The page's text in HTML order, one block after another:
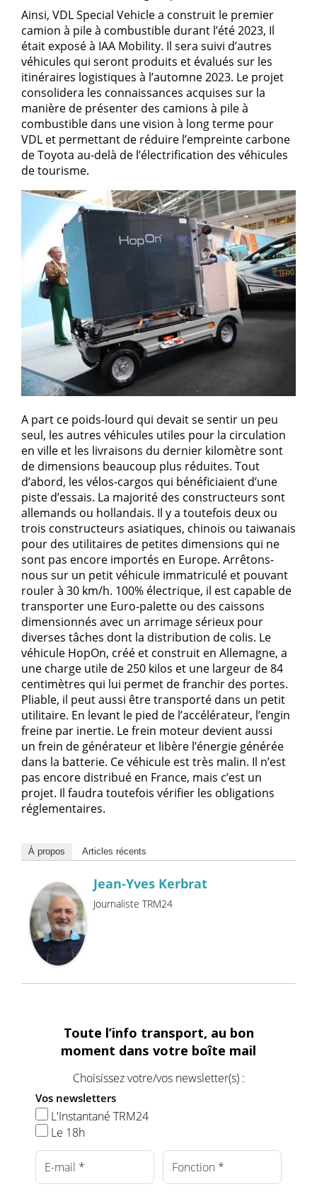
Ainsi, VDL Special Vehicle a construit le premier
camion à pile à combustible durant l’été 2023, Il
était exposé à IAA Mobility. Il sera suivi d’autres
véhicules qui seront produits et évalués sur les
itinéraires logistiques à l’automne 2023. Le projet
consolidera les connaissances acquises sur la
manière de présenter des camions à pile à
combustible dans une vision à long terme pour
VDL et permettant de réduire l’empreinte carbone
de Toyota au-delà de l’électrification des véhicules
de tourisme.
A part ce poids-lourd qui devait se sentir un peu
seul, les autres véhicules utiles pour la circulation
en ville et les livraisons du dernier kilomètre sont
de dimensions beaucoup plus réduites. Tout
d’abord, les vélos-cargos qui bénéficiaient d’une
piste d’essais. La majorité des constructeurs sont
allemands ou hollandais. Il y a toutefois deux ou
trois constructeurs asiatiques, chinois ou taiwanais
pour des utilitaires de petites dimensions qui ne
sont pas encore importés en Europe. Arrêtons-
nous sur un petit véhicule immatriculé et pouvant
rouler à 30 km/h. 100% électrique, il est capable de
transporter une Euro-palette ou des caissons
dimensionnés avec un arrimage sérieux pour
diverses tâches dont la distribution de colis. Le
véhicule HopOn, créé et construit en Allemagne, a
une charge utile de 250 kilos et une largeur de 84
centimètres qui lui permet de franchir des portes.
Pliable, il peut aussi être transporté dans un petit
utilitaire. En levant le pied de l’accélérateur, l’engin
freine par inertie. Le frein moteur devient aussi
un frein de générateur et libère l’énergie générée
dans la batterie. Ce véhicule est très malin. Il n’est
pas encore distribué en France, mais c’est un
projet. Il faudra toutefois vérifier les obligations
réglementaires.
À propos Articles récents
Jean-Yves Kerbrat
Journaliste TRM24
Toute l’info transport, au bon
moment dans votre boîte mail
Choisissez votre/vos newsletter(s) :
Vos newsletters
L'Instantané TRM24
Le 18h